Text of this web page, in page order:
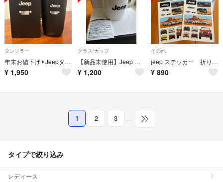
タンブラー
年末お値下げ✴︎Jeepタンブラー
¥ 1,950
グラス/カップ
【新品未使用】Jeep マグカップ
¥ 1,200
その他
jeep ステッカー 折り紙 セット
¥ 890
1 2 3 …
タイプで絞り込み
レディース